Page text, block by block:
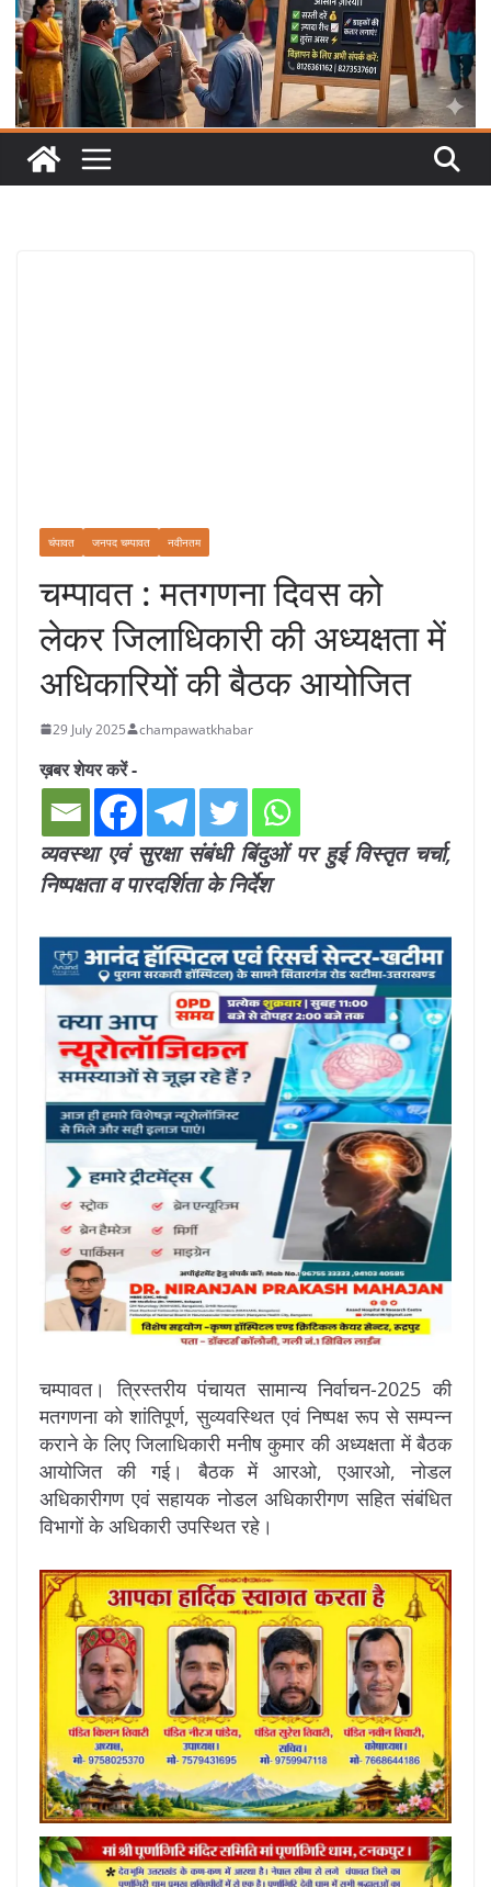
चंपावत जनपद चम्पावत नवीनतम
चम्पावत : मतगणना दिवस को
लेकर जिलाधिकारी की अध्यक्षता में
अधिकारियों की बैठक आयोजित
29 July 2025 champawatkhabar
ख़बर शेयर करें -
व्यवस्था एवं सुरक्षा संबंधी बिंदुओं पर हुई विस्तृत चर्चा,
निष्पक्षता व पारदर्शिता के निर्देश
चम्पावत। त्रिस्तरीय पंचायत सामान्य निर्वाचन-2025 की
मतगणना को शांतिपूर्ण, सुव्यवस्थित एवं निष्पक्ष रूप से सम्पन्न
कराने के लिए जिलाधिकारी मनीष कुमार की अध्यक्षता में बैठक
आयोजित की गई। बैठक में आरओ, एआरओ, नोडल
अधिकारीगण एवं सहायक नोडल अधिकारीगण सहित संबंधित
विभागों के अधिकारी उपस्थित रहे।